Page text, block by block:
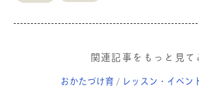
関連記事をもっと見て
おかたづけ育 / レッスン・イベン